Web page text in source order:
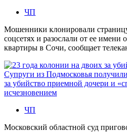
ЧП
Мошенники клонировали
соцсетях и разослали от ее имени
квартиры в Сочи, сообщает
Супруги из Подмосковья
за убийство приемной дочери и
исчезновением
ЧП
Московский областной суд